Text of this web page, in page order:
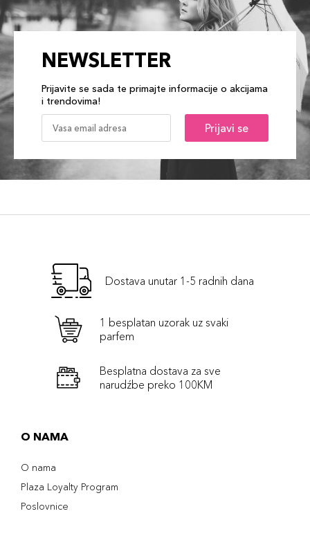
NEWSLETTER
Prijavite se sada te primajte informacije o akcijama
i trendovima!
Prijavi se
Dostava unutar 1-5 radnih dana
1 besplatan uzorak uz svaki
parfem
Besplatna dostava za sve
narudźbe preko 100KM
O NAMA
O nama
Plaza Loyalty Program
Poslovnice